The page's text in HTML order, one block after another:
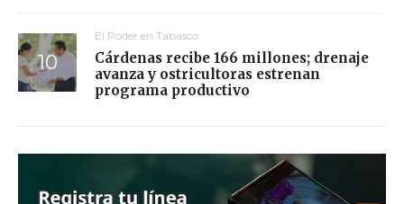
El Poder en Tabasco
Cárdenas recibe 166 millones; drenaje
avanza y ostricultoras estrenan
programa productivo